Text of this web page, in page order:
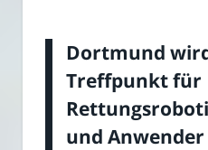
Dortmund
Treffpunkt für
und Anwender